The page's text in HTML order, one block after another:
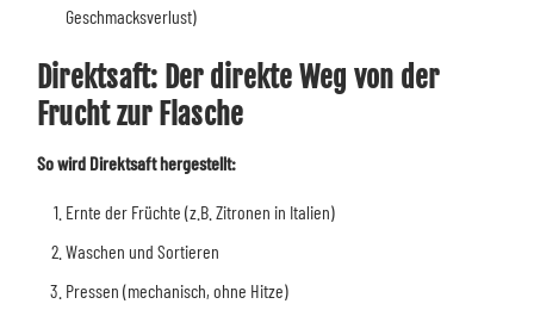
Geschmacksverlust)
Direktsaft: Der direkte Weg von der
Frucht zur Flasche
So wird Direktsaft hergestellt:
Ernte der Früchte (z.B. Zitronen in Italien)
Waschen und Sortieren
Pressen (mechanisch, ohne Hitze)